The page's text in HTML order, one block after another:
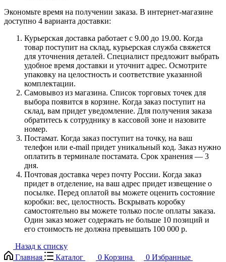
Экономьте время на получении заказа. В интернет-магазине
доступно 4 варианта доставки:
Курьерская доставка работает с 9.00 до 19.00. Когда
товар поступит на склад, курьерская служба свяжется
для уточнения деталей. Специалист предложит выбрать
удобное время доставки и уточнит адрес. Осмотрите
упаковку на целостность и соответствие указанной
комплектации.
Самовывоз из магазина. Список торговых точек для
выбора появится в корзине. Когда заказ поступит на
склад, вам придет уведомление. Для получения заказа
обратитесь к сотруднику в кассовой зоне и назовите
номер.
Постамат. Когда заказ поступит на точку, на ваш
телефон или e-mail придет уникальный код. Заказ нужно
оплатить в терминале постамата. Срок хранения — 3
дня.
Почтовая доставка через почту России. Когда заказ
придет в отделение, на ваш адрес придет извещение о
посылке. Перед оплатой вы можете оценить состояние
коробки: вес, целостность. Вскрывать коробку
самостоятельно вы можете только после оплаты заказа.
Один заказ может содержать не больше 10 позиций и
его стоимость не должна превышать 100 000 р.
Назад к списку
Главная
Каталог 0 Корзина 0 Избранные